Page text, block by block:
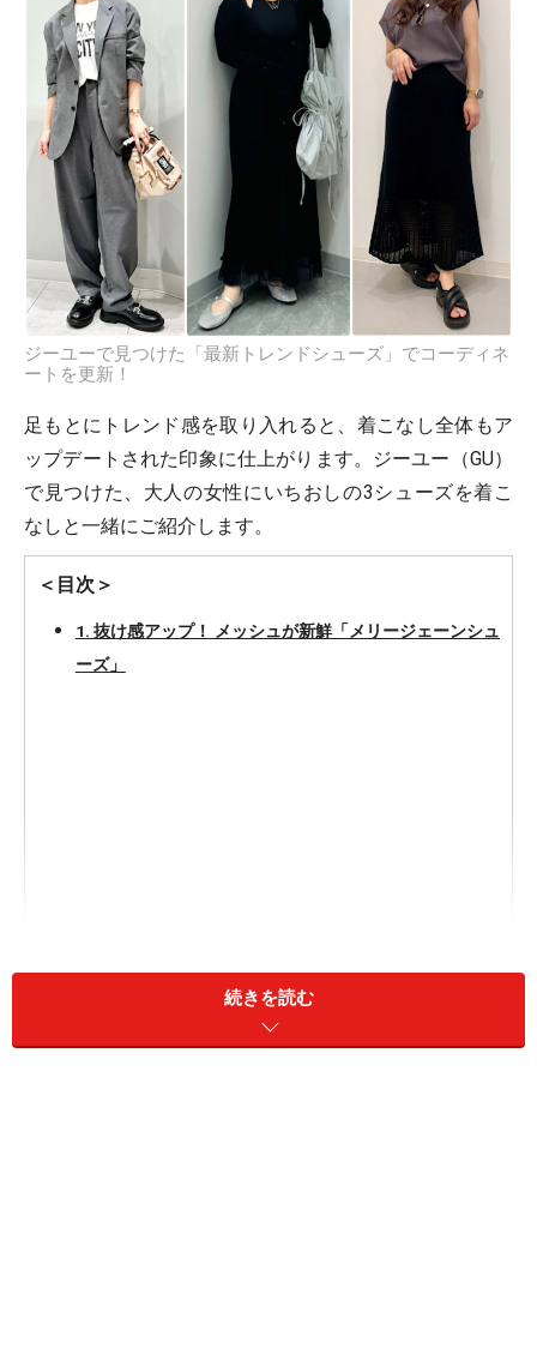
ジーユーで見つけた「最新トレンドシューズ」でコーディネ
ートを更新！
足もとにトレンド感を取り入れると、着こなし全体もア
ップデートされた印象に仕上がります。ジーユー（GU）
で見つけた、大人の女性にいちおしの3シューズを着こ
なしと一緒にご紹介します。
＜目次＞
1. 抜け感アップ！ メッシュが新鮮「メリージェーンシュ
ーズ」
2. 定番シューズも厚底なら今っぽい！ 最新「ビットロー
続きを読む